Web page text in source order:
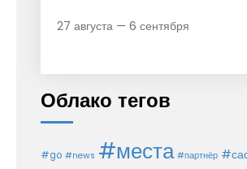
27 августа — 6 сентября
Облако тегов
#go #news #места #партнёр